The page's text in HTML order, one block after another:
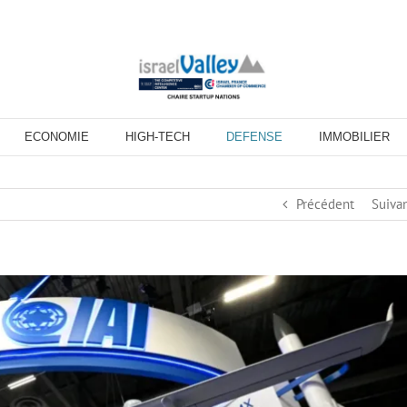
ECONOMIE HIGH-TECH DEFENSE IMMOBILIER
Précédent